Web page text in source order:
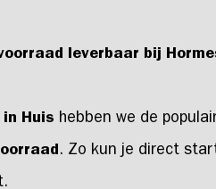
leverbaar bij
in Huis hebben we de
. Zo kun je direct